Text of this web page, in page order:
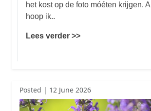
het kost op de foto móéten krijgen.
hoop ik..
Lees verder >>
Posted | 12 June 2026